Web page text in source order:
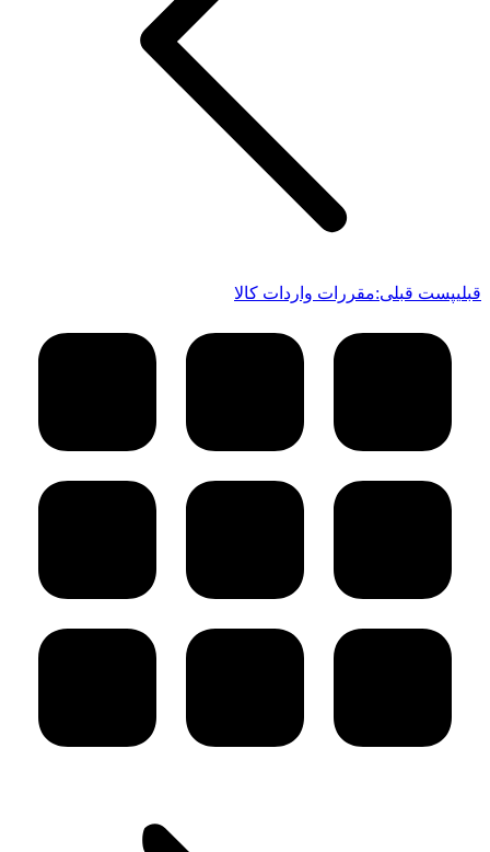
قبلیپست قبلی:مقررات واردات کالا